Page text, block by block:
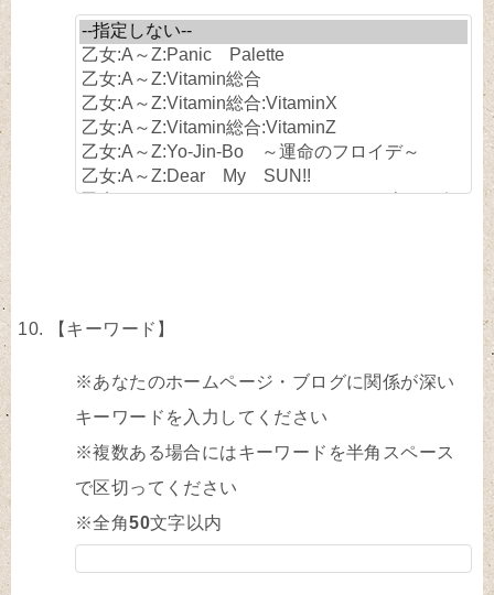
【キーワード】
※あなたのホームページ・ブログに関係が深い
キーワードを入力してください
※複数ある場合にはキーワードを半角スペース
で区切ってください
※全角50文字以内